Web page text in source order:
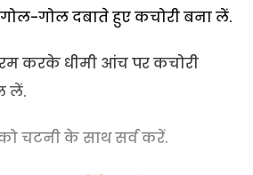
गोल दबाते हुए कचोरी बना लें.
करके धीमी आंच पर कचोरी
लें.
चटनी के साथ सर्व करें.